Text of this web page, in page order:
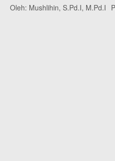
Oleh: Mushlihin, S.Pd.I, M.Pd.I